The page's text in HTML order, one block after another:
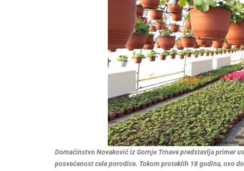
Domaćinstvo Novaković iz Gornje Trnave predstavlja primer
posvećenost cele porodice. Tokom proteklih 18 godina, ovo